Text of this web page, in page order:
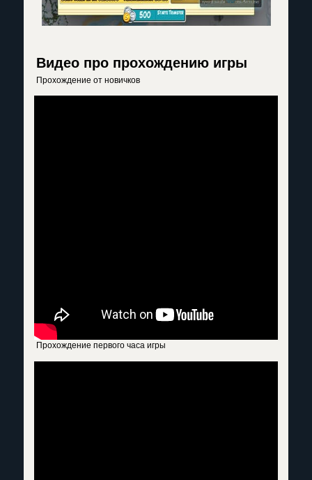
Видео про прохождению игры
Прохождение от новичков
Прохождение первого часа игры